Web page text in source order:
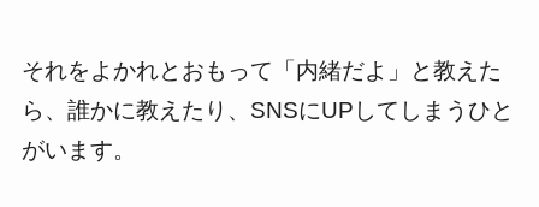
それをよかれとおもって「内緒だよ」と教えた
ら、誰かに教えたり、SNSにUPしてしまうひと
がいます。